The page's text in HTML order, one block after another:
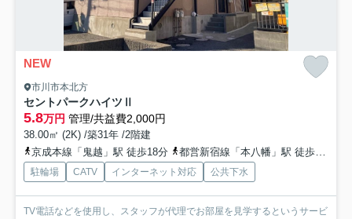
NEW
市川市本北方
セントパークハイツⅡ
5.8万円 管理/共益費2,000円
38.00㎡ (2K) /築31年 /2階建
京成本線「鬼越」駅 徒歩18分
都営新宿線「本八幡」駅 徒歩29分
駐輪場 CATV インターネット対応 公共下水
TV電話などを使用し、スタッフが代理でお部屋を見学するというサービ